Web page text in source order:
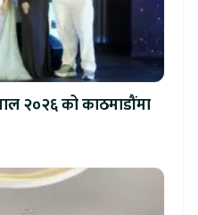
२०२६ को काठमाडौंमा